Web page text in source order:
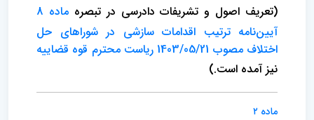
(تعریف اصول و تشریفات دادرسی در تبصره
ماده 8
آیین‌نامه ترتیب اقدامات سازشی در شوراهای حل
اختلاف مصوب 1403/05/21 ریاست محترم قوه قضاییه
نیز آمده است.)
ماده ۲